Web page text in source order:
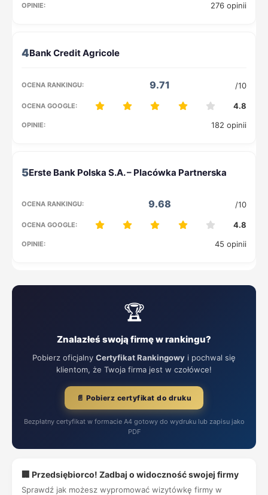
276 opinii
4
9.71 /10
4.8
182 opinii
5
9.68 /10
4.8
45 opinii
🏆
Znalazłeś swoją firmę w rankingu?
Pobierz oficjalny Certyfikat Rankingowy i pochwal się
klientom, że Twoja firma jest w czołówce!
📄 Pobierz certyfikat do druku
Bezpłatny certyfikat w formacie A4 gotowy do wydruku lub zapisu jako
PDF
🏢 Przedsiębiorco! Zadbaj o widoczność swojej firmy
Sprawdź jak możesz wypromować wizytówkę firmy w